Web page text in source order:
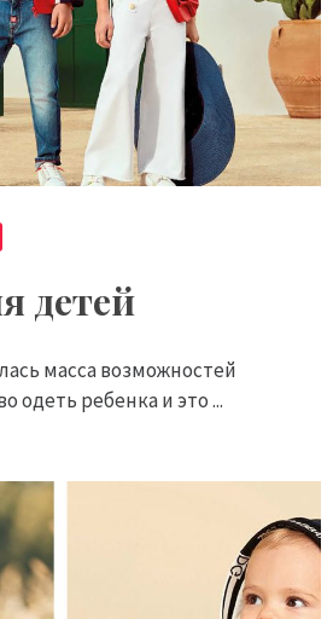
детей
масса возможностей
одеть ребенка и это ...